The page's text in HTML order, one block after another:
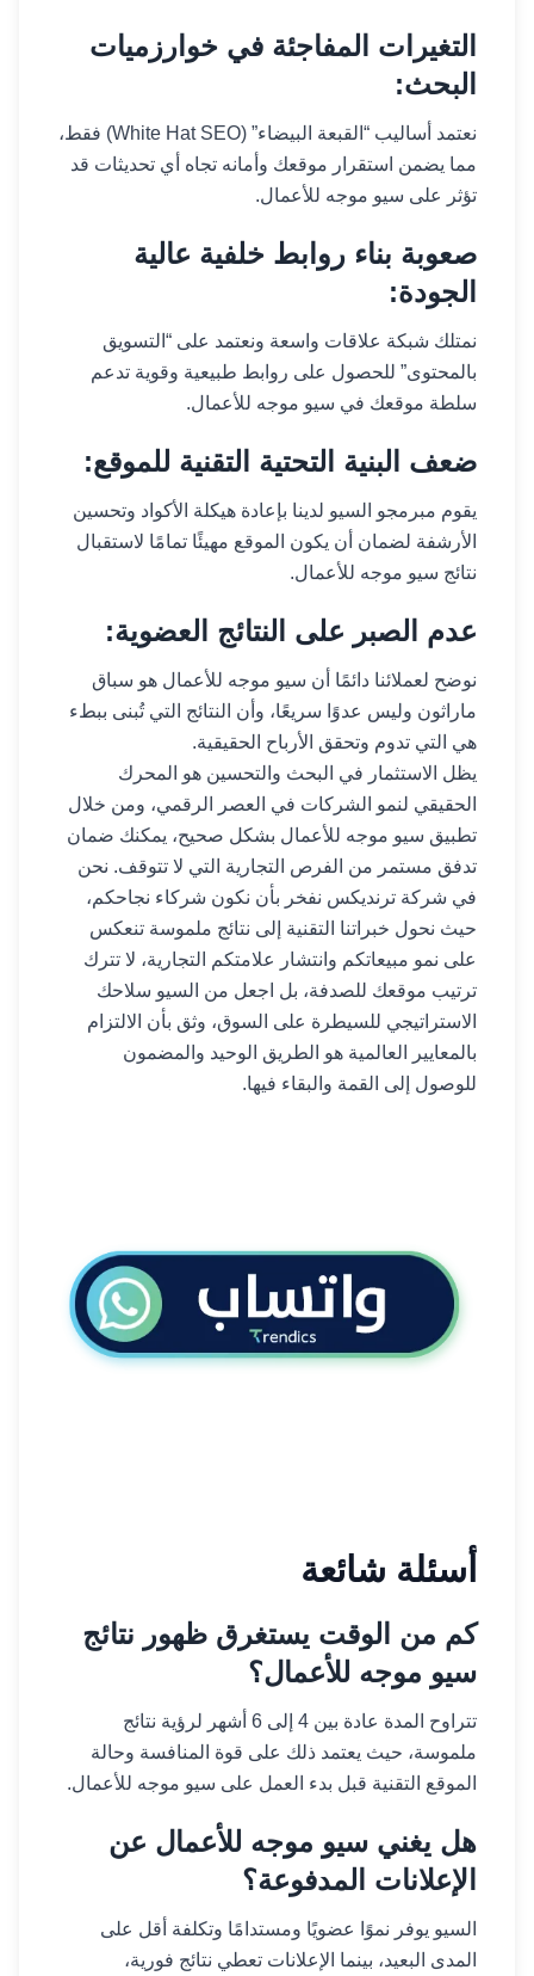
التغيرات المفاجئة في خوارزميات
البحث:
نعتمد أساليب “القبعة البيضاء” (White Hat SEO) فقط،
مما يضمن استقرار موقعك وأمانه تجاه أي تحديثات قد
تؤثر على سيو موجه للأعمال.
صعوبة بناء روابط خلفية عالية
الجودة:
نمتلك شبكة علاقات واسعة ونعتمد على “التسويق
بالمحتوى” للحصول على روابط طبيعية وقوية تدعم
سلطة موقعك في سيو موجه للأعمال.
ضعف البنية التحتية التقنية للموقع:
يقوم مبرمجو السيو لدينا بإعادة هيكلة الأكواد وتحسين
الأرشفة لضمان أن يكون الموقع مهيئًا تمامًا لاستقبال
نتائج سيو موجه للأعمال.
عدم الصبر على النتائج العضوية:
نوضح لعملائنا دائمًا أن سيو موجه للأعمال هو سباق
ماراثون وليس عدوًا سريعًا، وأن النتائج التي تُبنى ببطء
هي التي تدوم وتحقق الأرباح الحقيقية.
يظل الاستثمار في البحث والتحسين هو المحرك
الحقيقي لنمو الشركات في العصر الرقمي، ومن خلال
تطبيق سيو موجه للأعمال بشكل صحيح، يمكنك ضمان
تدفق مستمر من الفرص التجارية التي لا تتوقف. نحن
في شركة ترنديكس نفخر بأن نكون شركاء نجاحكم،
حيث نحول خبراتنا التقنية إلى نتائج ملموسة تنعكس
على نمو مبيعاتكم وانتشار علامتكم التجارية، لا تترك
ترتيب موقعك للصدفة، بل اجعل من السيو سلاحك
الاستراتيجي للسيطرة على السوق، وثق بأن الالتزام
بالمعايير العالمية هو الطريق الوحيد والمضمون
للوصول إلى القمة والبقاء فيها.
أسئلة شائعة
كم من الوقت يستغرق ظهور نتائج
سيو موجه للأعمال؟
تتراوح المدة عادة بين 4 إلى 6 أشهر لرؤية نتائج
ملموسة، حيث يعتمد ذلك على قوة المنافسة وحالة
الموقع التقنية قبل بدء العمل على سيو موجه للأعمال.
هل يغني سيو موجه للأعمال عن
الإعلانات المدفوعة؟
السيو يوفر نموًا عضويًا ومستدامًا وتكلفة أقل على
المدى البعيد، بينما الإعلانات تعطي نتائج فورية،